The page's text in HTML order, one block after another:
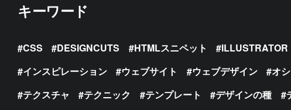
キーワード
CSS DESIGNCUTS HTMLスニペット ILLUSTRATOR
インスピレーション
ウェブサイト ウェブデザイン オ
テクスチャ
テクニック テンプレート デザインの種